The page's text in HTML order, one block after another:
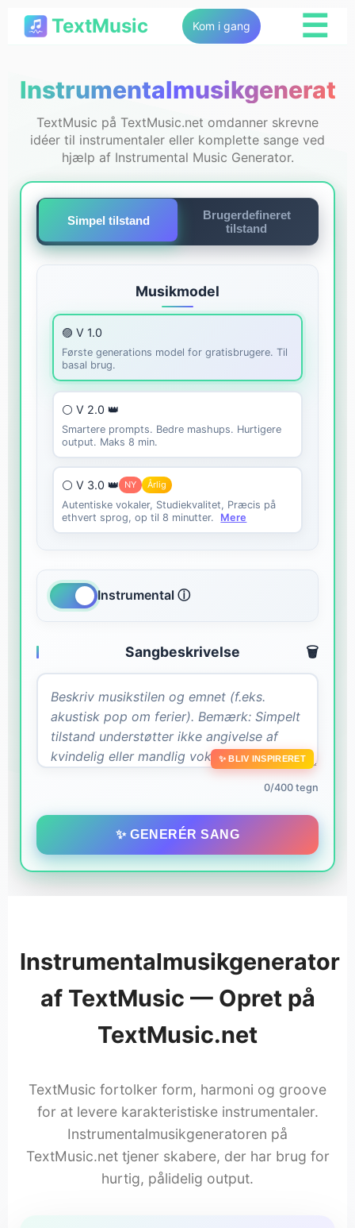
TextMusic Kom i gang ☰
TextMusic på TextMusic.net omdanner skrevne
idéer til instrumentaler eller komplette sange ved
hjælp af Instrumental Music Generator.
Simpel tilstand
Brugerdefineret
tilstand
Musikmodel
🟣 V 1.0
Første generations model for gratisbrugere. Til
basal brug.
⚪ V 2.0 👑
Smartere prompts. Bedre mashups. Hurtigere
output. Maks 8 min.
⚪ V 3.0 👑 NY Årlig
Autentiske vokaler, Studiekvalitet, Præcis på
ethvert sprog, op til 8 minutter.
Mere
Instrumental ⓘ
Sangbeskrivelse 🗑️
✨ BLIV INSPIRERET
0/400 tegn
✨ GENERÉR SANG
Instrumentalmusikgenerator
af TextMusic — Opret på
TextMusic.net
TextMusic fortolker form, harmoni og groove
for at levere karakteristiske instrumentaler.
Instrumentalmusikgeneratoren på
TextMusic.net tjener skabere, der har brug for
hurtig, pålidelig output.